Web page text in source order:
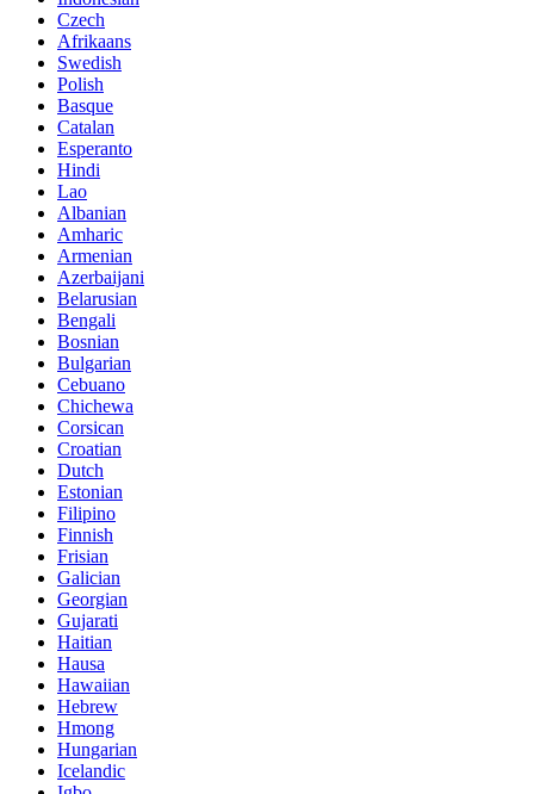
Czech
Afrikaans
Swedish
Polish
Basque
Catalan
Esperanto
Hindi
Lao
Albanian
Amharic
Armenian
Azerbaijani
Belarusian
Bengali
Bosnian
Bulgarian
Cebuano
Chichewa
Corsican
Croatian
Dutch
Estonian
Filipino
Finnish
Frisian
Galician
Georgian
Gujarati
Haitian
Hausa
Hawaiian
Hebrew
Hmong
Hungarian
Icelandic